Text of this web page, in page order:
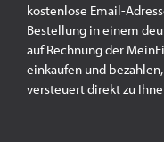
kostenlose Email-
Bestellung in einem
auf Rechnung der
einkaufen und
versteuert direkt zu